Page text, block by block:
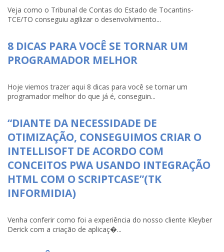
Veja como o Tribunal de Contas do Estado de Tocantins-
TCE/TO conseguiu agilizar o desenvolvimento...
8 DICAS PARA VOCÊ SE TORNAR UM
PROGRAMADOR MELHOR
Hoje viemos trazer aqui 8 dicas para você se tornar um
programador melhor do que já é, conseguin...
“DIANTE DA NECESSIDADE DE
OTIMIZAÇÃO, CONSEGUIMOS CRIAR O
INTELLISOFT DE ACORDO COM
CONCEITOS PWA USANDO INTEGRAÇÃO
HTML COM O SCRIPTCASE”(TK
INFORMIDIA)
Venha conferir como foi a experiência do nosso cliente Kleyber
Derick com a criação de aplicaç�...